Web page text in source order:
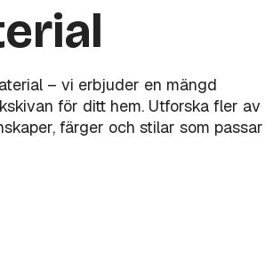
– vi erbjuder en mängd
för ditt hem. Utforska fler av
färger och stilar som passar